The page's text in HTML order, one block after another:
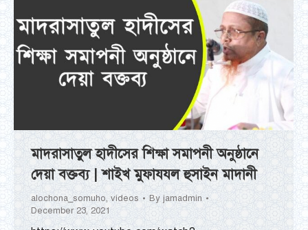
মাদরাসাতুল হাদীসের শিক্ষা সমাপনী অনুষ্ঠানে
দেয়া বক্তব্য | শাইখ মুফাযযল হুসাইন মাদানী
alochona_somuho, videos By jamadmin
December 23, 2021